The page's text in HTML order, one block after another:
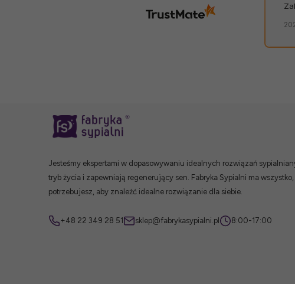
Jesteśmy ekspertami w dopasowywaniu idealnych rozwiązań
tryb życia i zapewniają regenerujący sen. Fabryka Sypialni ma
potrzebujesz, aby znaleźć idealne rozwiązanie dla siebie.
+48 22 349 28 51 sklep@fabrykasypialni.pl 8:00-17:00